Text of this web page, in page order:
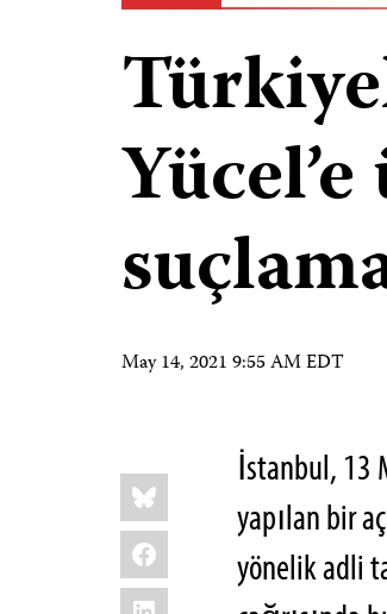
May 14, 2021 9:55 AM EDT
Share
this:
Bluesky
Facebook
LinkedIn
İstanbul, 13
yapılan bir
yönelik adli